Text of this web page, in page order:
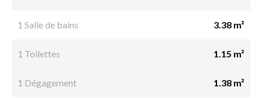
1 Salle de bains 3.38 m²
1 Toilettes 1.15 m²
1 Dégagement 1.38 m²